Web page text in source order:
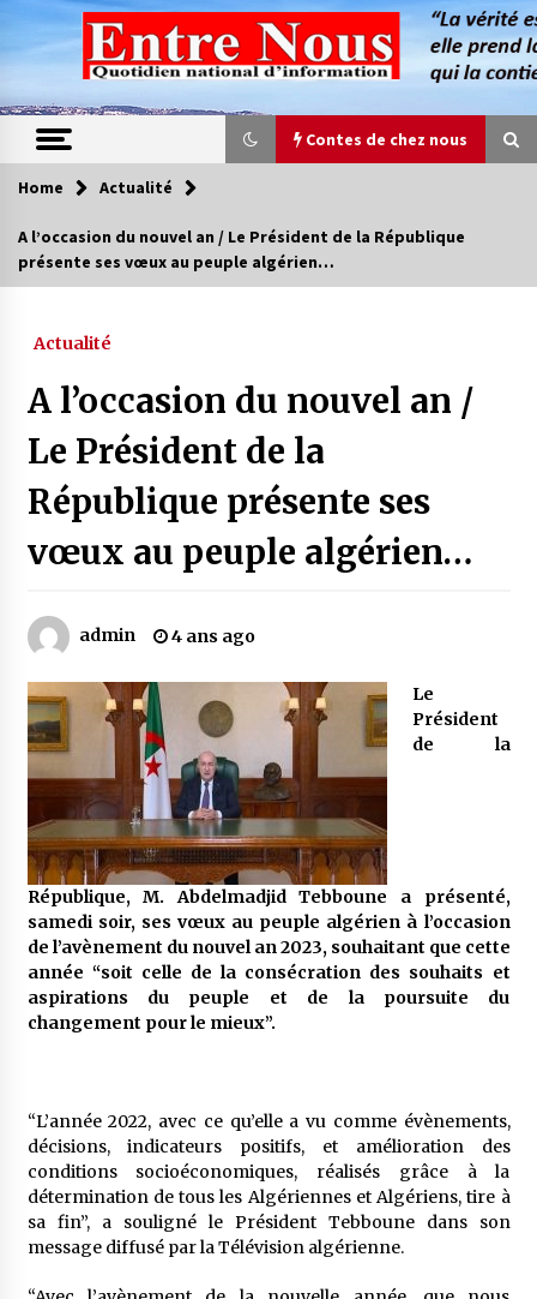
content
Contes de chez nous
Contes de chez nous
Quand la mère n’est plus là (17e partie)
Magie de sorcier
4 ans ago
Oum el Gaïla / L’ogresse du M’zab
4 ans ago
4 ans ago
Quand on va vite
5 ans ago
« Père, tiens-moi, je vais tomber ! »
5 ans ago
Le bouc de l’Au-delà
5 ans ago
Rencontre nocturne dans le désert (Un conte
touareg)
5 ans ago
Un conte targui/ Quand la tête est vide
5 ans ago
Home Actualité
A l’occasion du nouvel an / Le Président de la République
présente ses vœux au peuple algérien…
Actualité
A l’occasion du nouvel an /
Le Président de la
République présente ses
vœux au peuple algérien…
admin 4 ans ago
Le
Président
de la
République, M. Abdelmadjid Tebboune a présenté,
samedi soir, ses vœux au peuple algérien à l’occasion
de l’avènement du nouvel an 2023, souhaitant que cette
année “soit celle de la consécration des souhaits et
aspirations du peuple et de la poursuite du
changement pourle mieux”.
“L’année 2022, avec ce qu’elle a vu comme évènements,
décisions, indicateurs positifs, et amélioration des
conditions socioéconomiques, réalisés grâce à la
détermination de tous les Algériennes et Algériens, tire à
sa fin”, a souligné le Président Tebboune dans son
message diffusé par la Télévision algérienne.